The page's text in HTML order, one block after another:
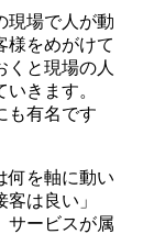
現場で人が動
様をめがけて
くと現場の人
きます。
も有名です
何を軸に動い
は良い」
サービスが属